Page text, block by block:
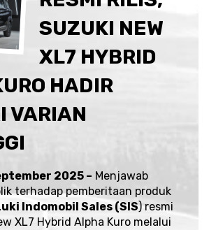
SUZUKI NEW
XL7 HYBRID
HADIR
VARIAN
2025 – Menjawab
terhadap pemberitaan produk
Indomobil Sales (SIS) resmi
XL7 Hybrid Alpha Kuro melalui